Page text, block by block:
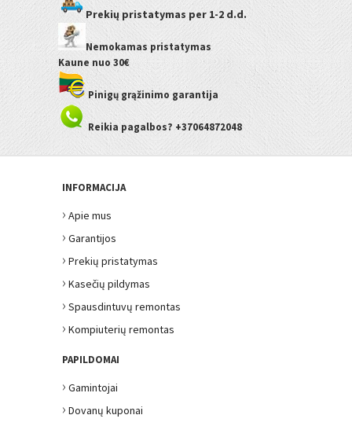
Prekių pristatymas per 1-2 d.d.
Nemokamas pristatymas
Kaune nuo 30€
Pinigų grąžinimo garantija
Reikia pagalbos? +37064872048
INFORMACIJA
› Apie mus
› Garantijos
› Prekių pristatymas
› Kasečių pildymas
› Spausdintuvų remontas
› Kompiuterių remontas
PAPILDOMAI
› Gamintojai
› Dovanų kuponai